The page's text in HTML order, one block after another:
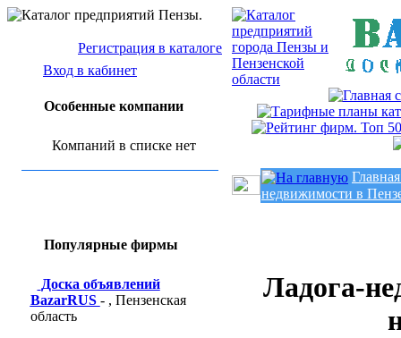
Регистрация в каталоге
Вход в кабинет
Особенные компании
Компаний в списке нет
Популярные фирмы
Доска объявлений
BazarRUS - , Пензенская
область
Главная
недвижимости в
Ладога-